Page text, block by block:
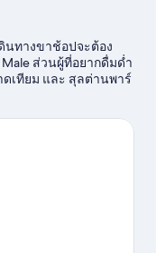
นทางขาช้อปจะต้อง
ส่วนผู้ที่อยากดื่มด่ำ
เทียม และ สุลต่านพาร์
, เล่นวินด์เซิร์ฟ และ